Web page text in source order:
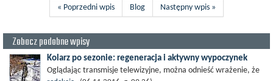
« Poprzedni wpis Blog Następny wpis »
Zobacz podobne wpisy
Kolarz po sezonie: regeneracja i aktywny wypoczynek
Oglądając transmisje telewizyjne, można odnieść wrażenie, że